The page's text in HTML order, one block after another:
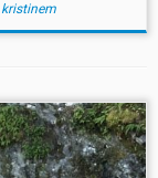
kristinem